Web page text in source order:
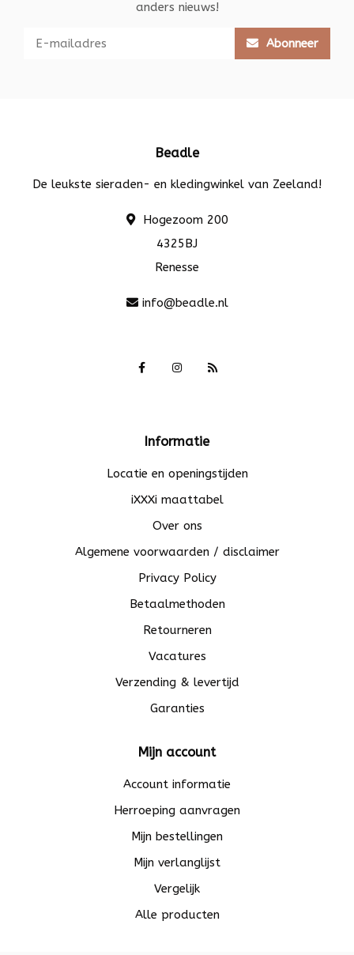
anders nieuws!
Abonneer
Beadle
De leukste sieraden- en kledingwinkel van Zeeland!
Hogezoom 200
4325BJ
Renesse
info@beadle.nl
Informatie
Locatie en openingstijden
iXXXi maattabel
Over ons
Algemene voorwaarden / disclaimer
Privacy Policy
Betaalmethoden
Retourneren
Vacatures
Verzending & levertijd
Garanties
Mijn account
Account informatie
Herroeping aanvragen
Mijn bestellingen
Mijn verlanglijst
Vergelijk
Alle producten